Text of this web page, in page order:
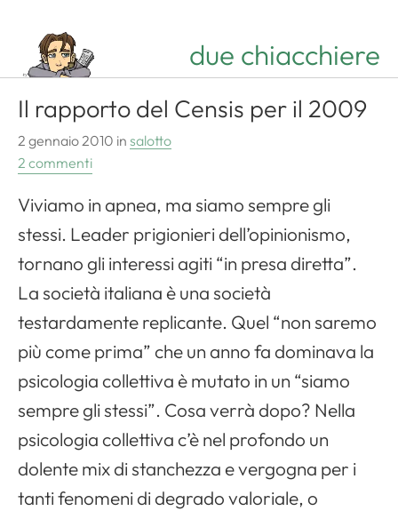
due chiacchiere
Il rapporto del Censis per il 2009
2 gennaio 2010 in salotto
2 commenti
Viviamo in apnea, ma siamo sempre gli
stessi. Leader prigionieri dell’opinionismo,
tornano gli interessi agiti “in presa diretta”.
La società italiana è una società
testardamente replicante. Quel “non saremo
più come prima” che un anno fa dominava la
psicologia collettiva è mutato in un “siamo
sempre gli stessi”. Cosa verrà dopo? Nella
psicologia collettiva c’è nel profondo un
dolente mix di stanchezza e vergogna per i
tanti fenomeni di degrado valoriale, o